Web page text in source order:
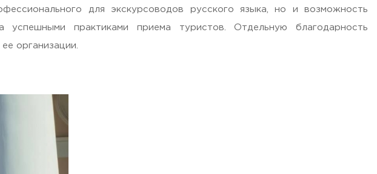
для экскурсоводов русского языка, но и возможность
практиками приема туристов. Отдельную благодарность
организации.